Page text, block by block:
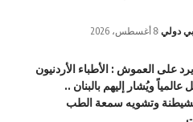
8 أغسطس، 2026
العموش : الأطباء الأردنيون
ويُشار إليهم بالبنان ..
وتشويه سمعة الطب